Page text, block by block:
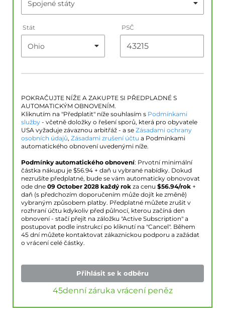
Stát PSČ
POKRAČUJTE NÍŽE A ZAKUPTE SI PŘEDPLADNÉ S
AUTOMATICKÝM OBNOVENÍM.
Kliknutím na "Předplatit" níže souhlasím s Podmínkami
služby - včetně doložky o řešení sporů, která pro obyvatele
USA vyžaduje závaznou arbitřáž - a se Zásadami ochrany
osobních údajů, Zásadami zrušení účtu a Podmínkami
automatického obnovení uvedenými níže.
Podmínky automatického obnovení: Prvotní minimální
částka nákupu je $56.94 + daň u vybrané nabídky. Dokud
nezrušíte předplatné, bude se vám automaticky obnovovat
ode dne 09 October 2028 každý rok za cenu $56.94/rok +
daň (s předchozím doporučením může dojít ke změně)
vybraným způsobem platby. Předplatné můžete zrušit v
rozhraní účtu kdykoliv před půlnocí, kterou začíná den
obnovení - stačí přejít na záložku "Active Subscription" a
postupovat podle instrukcí po kliknutí na "Cancel". Během
45 dní můžete kontaktovat zákaznickou podporu a zažádat
o vrácení celé částky.
Přihlásit se k odběru
45denní záruka vrácení peněz